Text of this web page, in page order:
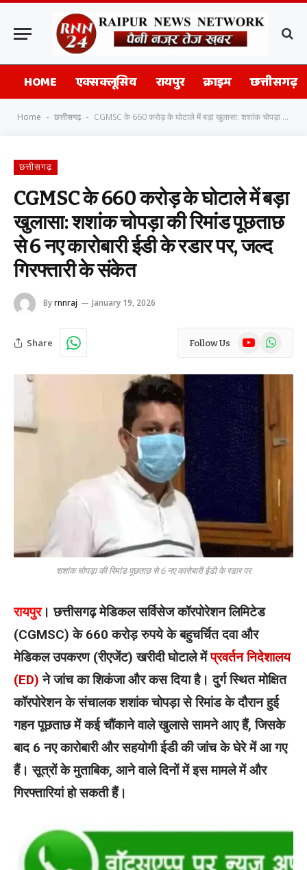
HOME एक्सक्लूसिव रायपुर क्राइम छत्तीसगढ़
Home - छत्तीसगढ़ - CGMSC के 660 करोड़ के घोटाले में बड़ा खुलासा: शशांक चोपड़ा की रिमांड पूछताछ से 6 नए कारोबारी ईडी के रडार पर, जल्द गिरफ्तारी के संकेत
छत्तीसगढ़
CGMSC के 660 करोड़ के घोटाले में बड़ा
खुलासा: शशांक चोपड़ा की रिमांड पूछताछ
से 6 नए कारोबारी ईडी के रडार पर, जल्द
गिरफ्तारी के संकेत
Byrnnraj January 19, 2026
Share Follow Us YouTubeWhatsApp
शशांक चोपड़ा की रिमांड पूछताछ से 6 नए कारोबारी ईडी के रडार पर
रायपुर। छत्तीसगढ़ मेडिकल सर्विसेज कॉरपोरेशन लिमिटेड
(CGMSC) के 660 करोड़ रुपये के बहुचर्चित दवा और
मेडिकल उपकरण (रीएजेंट) खरीदी घोटाले मेंप्रवर्तन निदेशालय
(ED) ने जांच का शिकंजा और कस दिया है। दुर्ग स्थित मोक्षित
कॉरपोरेशन के संचालक शशांक चोपड़ा से रिमांड के दौरान हुई
गहन पूछताछ में कई चौंकाने वाले खुलासे सामने आए हैं, जिसके
बाद 6 नए कारोबारी और सहयोगी ईडी की जांच के घेरे में आ गए
हैं। सूत्रों के मुताबिक, आने वाले दिनों में इस मामले में और
गिरफ्तारियां हो सकती हैं।